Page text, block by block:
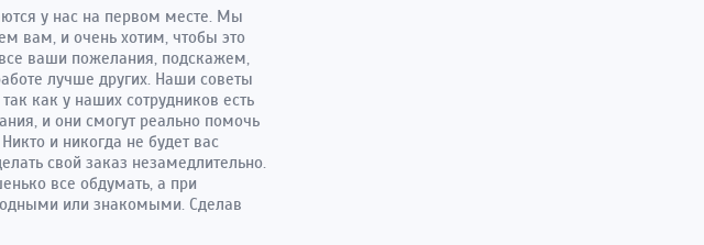
у нас на первом месте. Мы
вам, и очень хотим, чтобы это
ваши пожелания, подскажем,
лучше других. Наши советы
как у наших сотрудников есть
и они смогут реально помочь
и никогда не будет вас
свой заказ незамедлительно.
все обдумать, а при
или знакомыми. Сделав